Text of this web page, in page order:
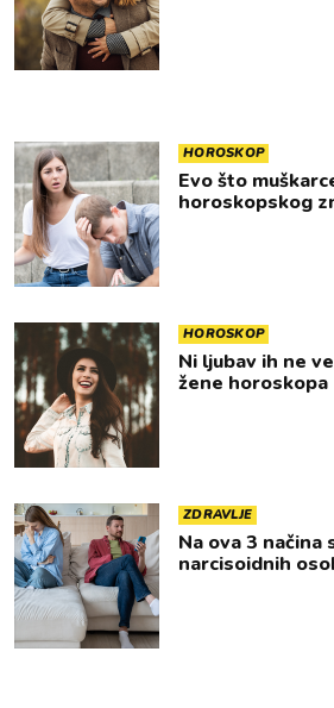
HOROSKOP
Evo što
horoskopskog
HOROSKOP
Ni ljubav ih ne
žene horoskopa
ZDRAVLJE
Na ova 3
narcisoidnih